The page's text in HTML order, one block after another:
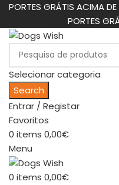
PORTES GRÁTIS ACIMA
PORTES
Selecionar categoria
Search
Entrar / Registar
Favoritos
0 items 0,00€
Menu
0 items 0,00€